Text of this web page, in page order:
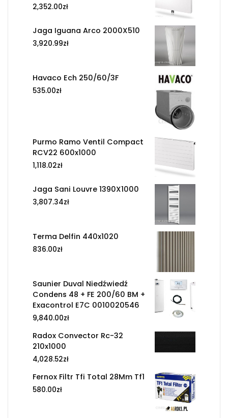
2,352.00zł
Jaga Iguana Arco 2000X510
3,920.99zł
Havaco Ech 250/60/3F
535.00zł
Purmo Ramo Ventil Compact
RCV22 600x1000
1,118.02zł
Jaga Sani Louvre 1390X1000
3,807.34zł
Terma Delfin 440x1020
836.00zł
Saunier Duval Niedźwiedź
Condens 48 + FE 200/60 BM +
Exacontrol E7C 0010020546
9,840.00zł
Radox Convector Rc-32
210x1000
4,028.52zł
Fernox Filtr Tfi Total 28Mm Tf1
580.00zł